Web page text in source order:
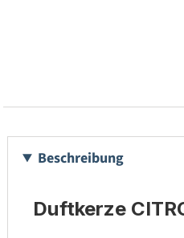
Beschreibung
Duftkerze